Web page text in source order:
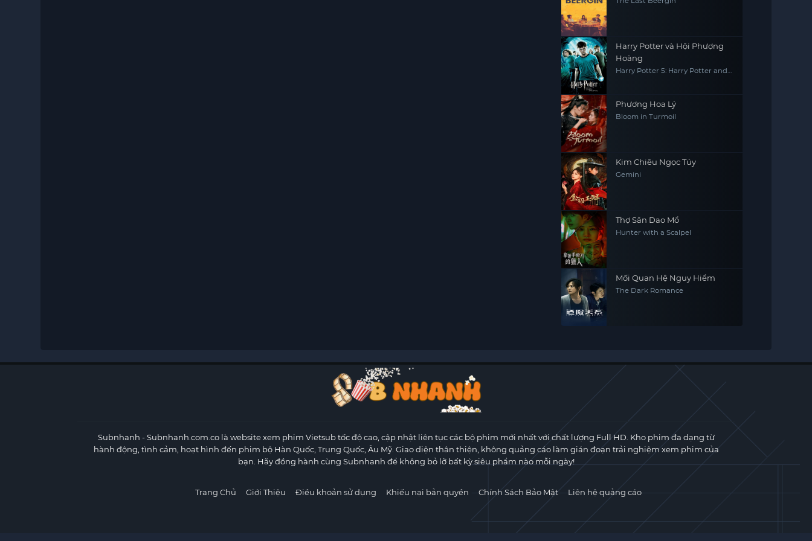
Harry Potter và Hội Phượng
Hoàng
Harry Potter 5: Harry Potter and
Phương Hoa Lý
Bloom in Turmoil
Kim Chiêu Ngọc Túy
Gemini
Thợ Săn Dao Mổ
Hunter with a Scalpel
Mối Quan Hệ Nguy Hiểm
The Dark Romance
Subnhanh - Subnhanh.com.co là website xem phim Vietsub tốc độ cao, cập nhật liên tục các bộ phim mới nhất với chất lượng Full HD. Kho phim đa dạng từ
hành động, tình cảm, hoạt hình đến phim bộ Hàn Quốc, Trung Quốc, Âu Mỹ. Giao diện thân thiện, không quảng cáo làm gián đoạn trải nghiệm xem phim của
bạn. Hãy đồng hành cùng Subnhanh để không bỏ lỡ bất kỳ siêu phẩm nào mỗi ngày!
Trang Chủ Giới Thiệu Điều khoản sử dụng Khiếu nại bản quyền Chính Sách Bảo Mật Liên hệ quảng cáo